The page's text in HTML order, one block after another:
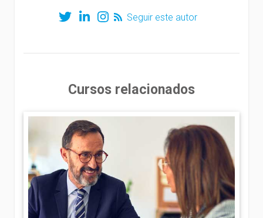
Seguir este autor
Cursos relacionados